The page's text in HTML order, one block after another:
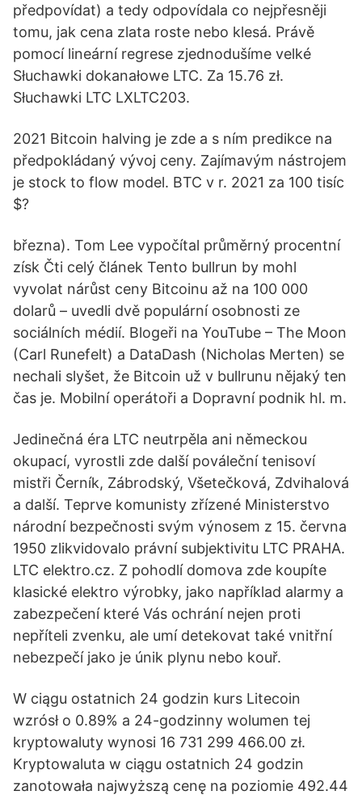
předpovídat) a tedy odpovídala co nejpřesněji
tomu, jak cena zlata roste nebo klesá. Právě
pomocí lineární regrese zjednodušíme velké
Słuchawki dokanałowe LTC. Za 15.76 zł.
Słuchawki LTC LXLTC203.
2021 Bitcoin halving je zde a s ním predikce na
předpokládaný vývoj ceny. Zajímavým nástrojem
je stock to flow model. BTC v r. 2021 za 100 tisíc
$?
března). Tom Lee vypočítal průměrný procentní
získ Čti celý článek Tento bullrun by mohl
vyvolat nárůst ceny Bitcoinu až na 100 000
dolarů – uvedli dvě populární osobnosti ze
sociálních médií. Blogeři na YouTube – The Moon
(Carl Runefelt) a DataDash (Nicholas Merten) se
nechali slyšet, že Bitcoin už v bullrunu nějaký ten
čas je. Mobilní operátoři a Dopravní podnik hl. m.
Jedinečná éra LTC neutrpěla ani německou
okupací, vyrostli zde další pováleční tenisoví
mistři Černík, Zábrodský, Všetečková, Zdvihalová
a další. Teprve komunisty zřízené Ministerstvo
národní bezpečnosti svým výnosem z 15. června
1950 zlikvidovalo právní subjektivitu LTC PRAHA.
LTC elektro.cz. Z pohodlí domova zde koupíte
klasické elektro výrobky, jako například alarmy a
zabezpečení které Vás ochrání nejen proti
nepříteli zvenku, ale umí detekovat také vnitřní
nebezpečí jako je únik plynu nebo kouř.
W ciągu ostatnich 24 godzin kurs Litecoin
wzrósł o 0.89% a 24-godzinny wolumen tej
kryptowaluty wynosi 16 731 299 466.00 zł.
Kryptowaluta w ciągu ostatnich 24 godzin
zanotowała najwyższą cenę na poziomie 492.44